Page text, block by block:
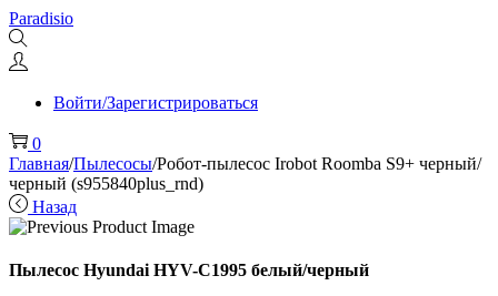
Перейти
к
навигации
Перейти
к
содержимому
Paradisio
Войти/Зарегистрироваться
0
Главная/Пылесосы/Робот-пылесос Irobot Roomba S9+ черный/
черный (s955840plus_rnd)
Назад
Пылесос Hyundai HYV-C1995 белый/черный